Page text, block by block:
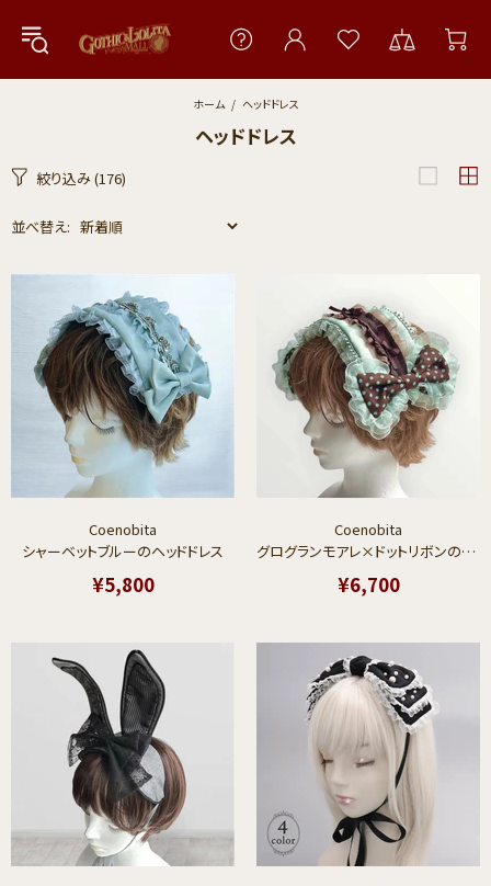
ホーム ヘッドドレス
ヘッドドレス
絞り込み(176)
並べ替え:
Coenobita
シャーベットブルーのヘッドドレス
¥5,800
Coenobita
グログランモアレ×ドットリボンのヘッドドレス チョコミントカラー
¥6,700